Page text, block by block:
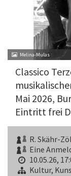
Melina-Mulas
Classico
Mai 2026,
Eintritt frei
R. Skähr-
Eine
10.05.26,
Kultur,